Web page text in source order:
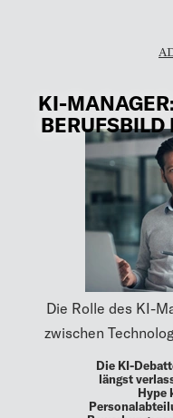
KI-
Die Rolle des KI-
zwischen
Die KI-
längst
Hype